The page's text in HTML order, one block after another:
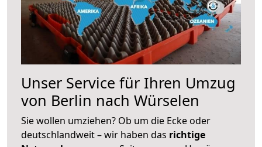
Unser Service für Ihren Umzug
von Berlin nach Würselen
Sie wollen umziehen? Ob um die Ecke oder
deutschlandweit – wir haben das richtige